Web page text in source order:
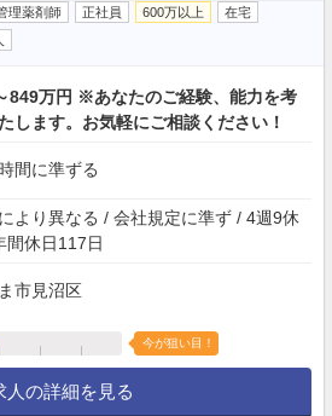
理薬剤師 正社員 600万以上
在宅
849万円 ※あなたのご経験、能力を考
します。お気軽にご相談ください！
間に準ずる
より異なる / 会社規定に準ず / 4週9休
間休日117日
市見沼区
今が狙い目！
人の詳細を見る